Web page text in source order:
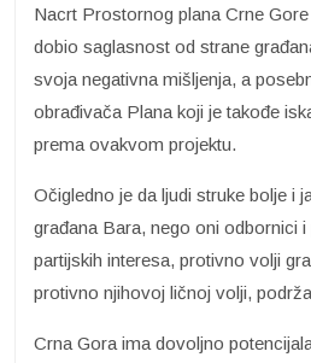
Nacrt Prostornog plana Crne
dobio saglasnost od strane
svoja negativna mišljenja, a
obrađivača Plana koji je takođe
prema ovakvom projektu.
Očigledno je da ljudi struke bolje i
građana Bara, nego oni odbornici
partijskih interesa, protivno volji
protivno njihovoj ličnoj volji,
Crna Gora ima dovoljno